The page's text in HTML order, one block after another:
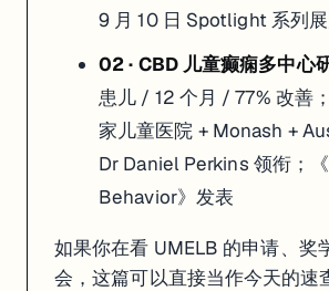
9 月 10 日 Spotlight 系列
02 · CBD 儿童癫痫多中心
患儿 / 12 个月 / 77% 改善
家儿童医院 + Monash +
Dr Daniel Perkins 领衔；
Behavior》发表
如果你在看 UMELB 的申请、奖
会，这篇可以直接当作今天的速